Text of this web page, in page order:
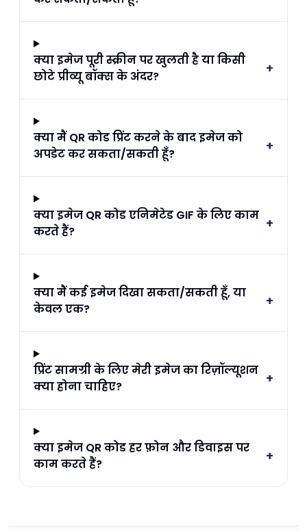
क्या इमेज पूरी स्क्रीन पर खुलती है या किसी
छोटे प्रीव्यू बॉक्स के अंदर?
+
क्या मैं QR कोड प्रिंट करने के बाद इमेज को
अपडेट कर सकता/सकती हूँ?
+
क्या इमेज QR कोड एनिमेटेड GIF के लिए काम
करते हैं?
+
क्या मैं कई इमेज दिखा सकता/सकती हूँ, या
केवल एक?
+
प्रिंट सामग्री के लिए मेरी इमेज का रिज़ॉल्यूशन
क्या होना चाहिए?
+
क्या इमेज QR कोड हर फ़ोन और डिवाइस पर
काम करते हैं?
+